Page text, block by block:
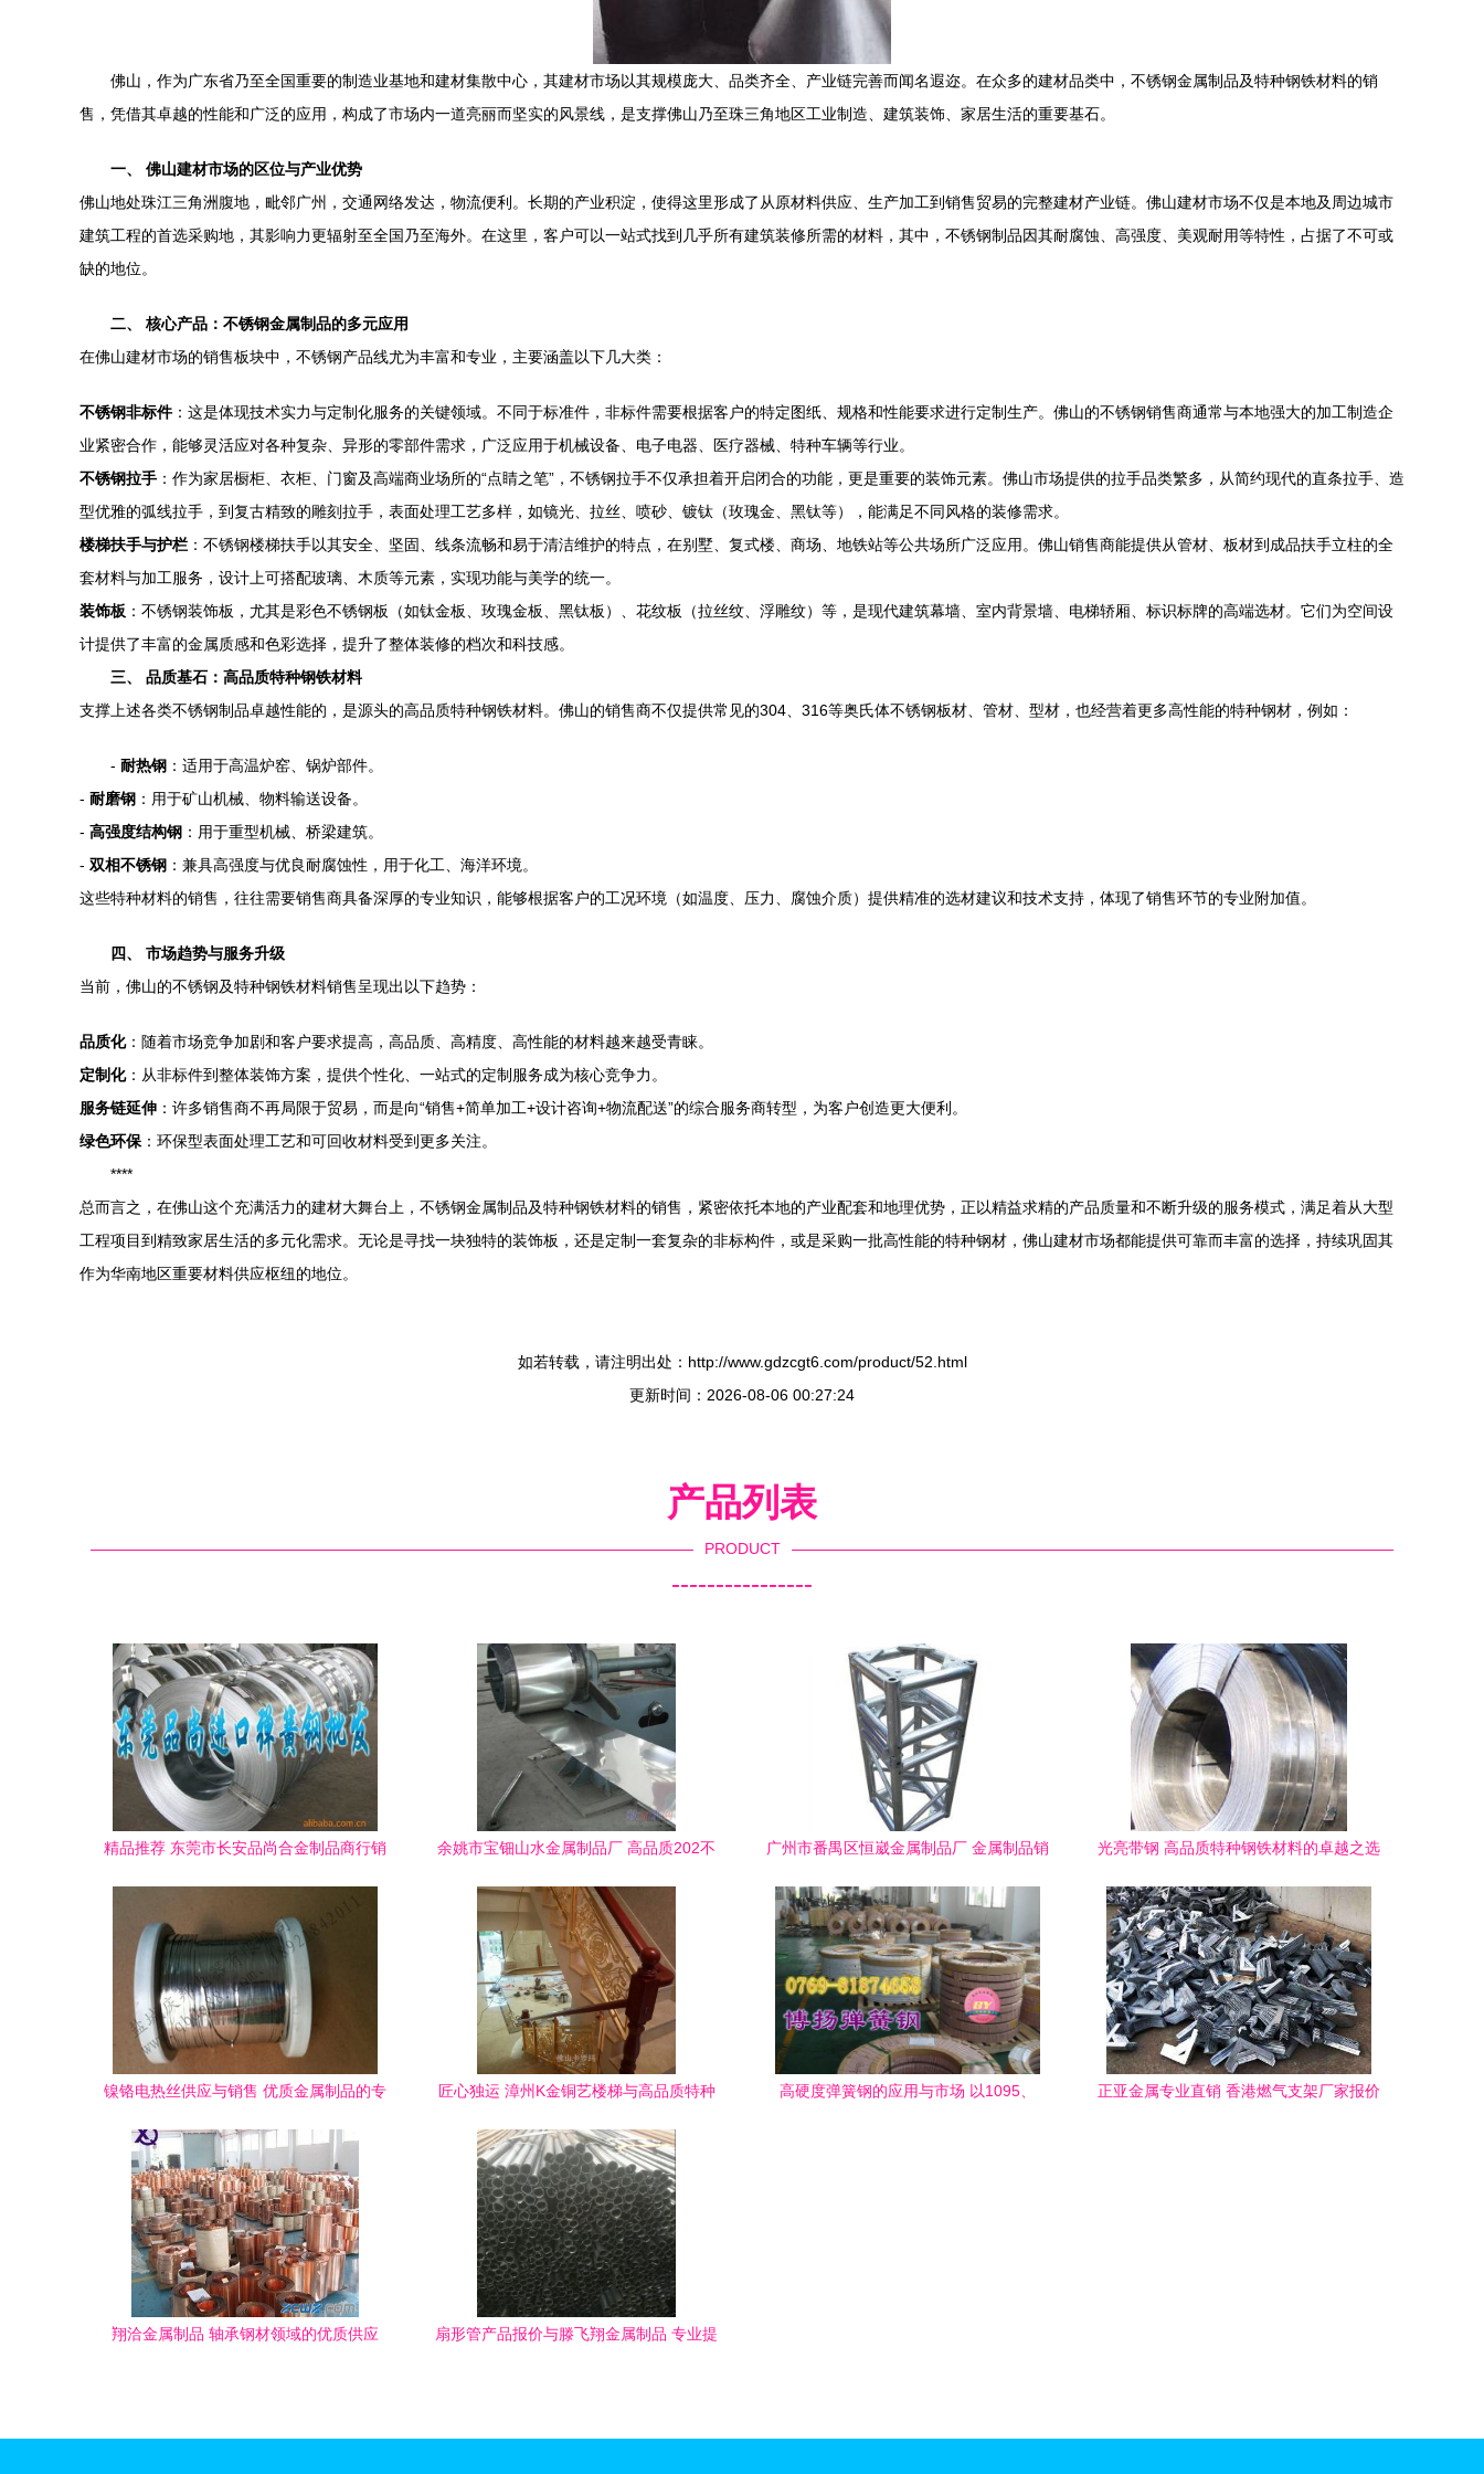
佛山，作为广东省乃至全国重要的制造业基地和建材集散中心，其建材市场以其规模庞大、品类齐全、产业链完善而闻名遐迩。在众多的建材品类中，不锈钢金属制品及特种钢铁材料的销
售，凭借其卓越的性能和广泛的应用，构成了市场内一道亮丽而坚实的风景线，是支撑佛山乃至珠三角地区工业制造、建筑装饰、家居生活的重要基石。
一、 佛山建材市场的区位与产业优势
佛山地处珠江三角洲腹地，毗邻广州，交通网络发达，物流便利。长期的产业积淀，使得这里形成了从原材料供应、生产加工到销售贸易的完整建材产业链。佛山建材市场不仅是本地及周边城市
建筑工程的首选采购地，其影响力更辐射至全国乃至海外。在这里，客户可以一站式找到几乎所有建筑装修所需的材料，其中，不锈钢制品因其耐腐蚀、高强度、美观耐用等特性，占据了不可或
缺的地位。
二、 核心产品：不锈钢金属制品的多元应用
在佛山建材市场的销售板块中，不锈钢产品线尤为丰富和专业，主要涵盖以下几大类：
不锈钢非标件：这是体现技术实力与定制化服务的关键领域。不同于标准件，非标件需要根据客户的特定图纸、规格和性能要求进行定制生产。佛山的不锈钢销售商通常与本地强大的加工制造企
业紧密合作，能够灵活应对各种复杂、异形的零部件需求，广泛应用于机械设备、电子电器、医疗器械、特种车辆等行业。
不锈钢拉手 ：作为家居橱柜、衣柜、门窗及高端商业场所的“点睛之笔”，不锈钢拉手不仅承担着开启闭合的功能，更是重要的装饰元素。佛山市场提供的拉手品类繁多，从简约现代的直条拉手、造
型优雅的弧线拉手，到复古精致的雕刻拉手，表面处理工艺多样，如镜光、拉丝、喷砂、镀钛（玫瑰金、黑钛等），能满足不同风格的装修需求。
楼梯扶手与护栏 ：不锈钢楼梯扶手以其安全、坚固、线条流畅和易于清洁维护的特点，在别墅、复式楼、商场、地铁站等公共场所广泛应用。佛山销售商能提供从管材、板材到成品扶手立柱的全
套材料与加工服务，设计上可搭配玻璃、木质等元素，实现功能与美学的统一。
装饰板 ：不锈钢装饰板，尤其是彩色不锈钢板（如钛金板、玫瑰金板、黑钛板）、花纹板（拉丝纹、浮雕纹）等，是现代建筑幕墙、室内背景墙、电梯轿厢、标识标牌的高端选材。它们为空间设
计提供了丰富的金属质感和色彩选择，提升了整体装修的档次和科技感。
三、 品质基石：高品质特种钢铁材料
支撑上述各类不锈钢制品卓越性能的，是源头的高品质特种钢铁材料。佛山的销售商不仅提供常见的304、316等奥氏体不锈钢板材、管材、型材，也经营着更多高性能的特种钢材，例如：
- 耐热钢 ：适用于高温炉窑、锅炉部件。
- 耐磨钢 ：用于矿山机械、物料输送设备。
- 高强度结构钢 ：用于重型机械、桥梁建筑。
- 双相不锈钢 ：兼具高强度与优良耐腐蚀性，用于化工、海洋环境。
这些特种材料的销售，往往需要销售商具备深厚的专业知识，能够根据客户的工况环境（如温度、压力、腐蚀介质）提供精准的选材建议和技术支持，体现了销售环节的专业附加值。
四、 市场趋势与服务升级
当前，佛山的不锈钢及特种钢铁材料销售呈现出以下趋势：
品质化：随着市场竞争加剧和客户要求提高，高品质、高精度、高性能的材料越来越受青睐。
定制化：从非标件到整体装饰方案，提供个性化、一站式的定制服务成为核心竞争力。
服务链延伸 ：许多销售商不再局限于贸易，而是向“销售+简单加工+设计咨询+物流配送”的综合服务商转型，为客户创造更大便利。
绿色环保 ：环保型表面处理工艺和可回收材料受到更多关注。
****
总而言之，在佛山这个充满活力的建材大舞台上，不锈钢金属制品及特种钢铁材料的销售，紧密依托本地的产业配套和地理优势，正以精益求精的产品质量和不断升级的服务模式，满足着从大型
工程项目到精致家居生活的多元化需求。无论是寻找一块独特的装饰板，还是定制一套复杂的非标构件，或是采购一批高性能的特种钢材，佛山建材市场都能提供可靠而丰富的选择，持续巩固其
作为华南地区重要材料供应枢纽的地位。
如若转载，请注明出处：http://www.gdzcgt6.com/product/52.html
更新时间：2026-08-06 00:27:24
产品列表
PRODUCT
----------------
精品推荐 东莞市长安品尚合金制品商行销
余姚市宝钿山水金属制品厂 高品质202不
广州市番禺区恒崴金属制品厂 金属制品销
光亮带钢 高品质特种钢铁材料的卓越之选
镍铬电热丝供应与销售 优质金属制品的专
匠心独运 漳州K金铜艺楼梯与高品质特种
高硬度弹簧钢的应用与市场 以1095、
正亚金属专业直销 香港燃气支架厂家报价
翔洽金属制品 轴承钢材领域的优质供应
扇形管产品报价与滕飞翔金属制品 专业提